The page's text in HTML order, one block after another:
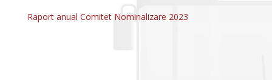
Raport anual Comitet Nominalizare 2023